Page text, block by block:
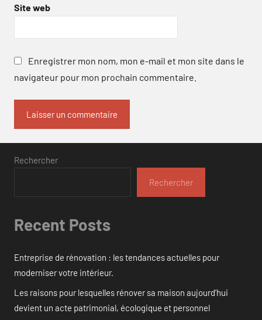
Site web
Enregistrer mon nom, mon e-mail et mon site dans le
navigateur pour mon prochain commentaire.
Rechercher
Rechercher
Recent Posts
Entreprise de rénovation : les tendances actuelles pour
moderniser votre intérieur.
Les raisons pour lesquelles rénover sa maison aujourd’hui
devient un acte patrimonial, écologique et personnel